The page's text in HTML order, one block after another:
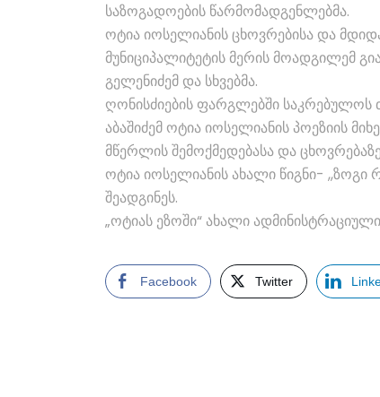
საზოგადოების წარმომადგენლებმა.
ოტია იოსელიანის ცხოვრებისა და
მუნიციპალიტეტის მერის მოადგილემ
გელენიძემ და სხვებმა.
ღონისძიების ფარგლებში საკრებულოს
აბაშიძემ ოტია იოსელიანის პოეზიის
მწერლის შემოქმედებასა და
ოტია იოსელიანის ახალი წიგნი- ,,ზოგი
შეადგინეს.
„ოტიას ეზოში“ ახალი
Facebook Twitter